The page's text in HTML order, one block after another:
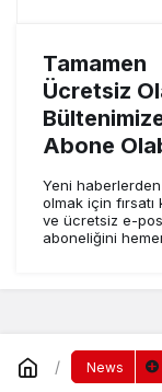
Tamamen
Ücretsiz
Abone
Yeni
olmak için fırsatı
ve ücretsiz e-
aboneliğini
News